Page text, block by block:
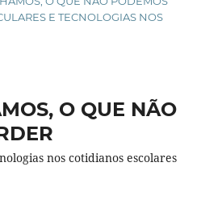
E TECNOLOGIAS NOS
O QUE NÃO
nos cotidianos escolares